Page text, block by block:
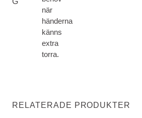
när
händerna
känns
extra
torra.
RELATERADE PRODUKTER